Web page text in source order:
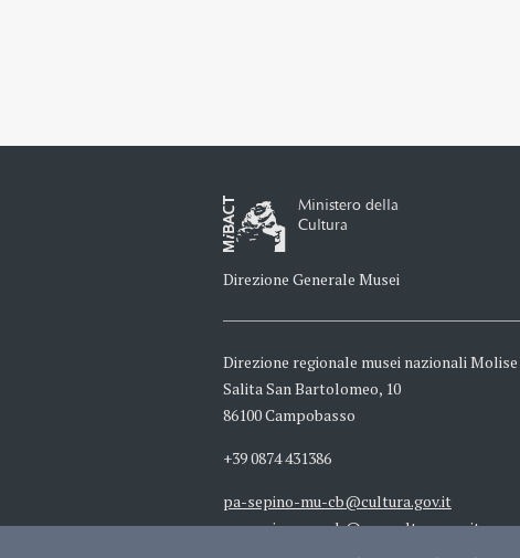
Ministero della
Cultura
Direzione Generale Musei
Direzione regionale musei nazionali Molise
Salita San Bartolomeo, 10
86100 Campobasso
+39 0874 431386
pa-sepino-mu-cb@cultura.gov.it
pa-sepino-mu-cb@pec.cultura.gov.it